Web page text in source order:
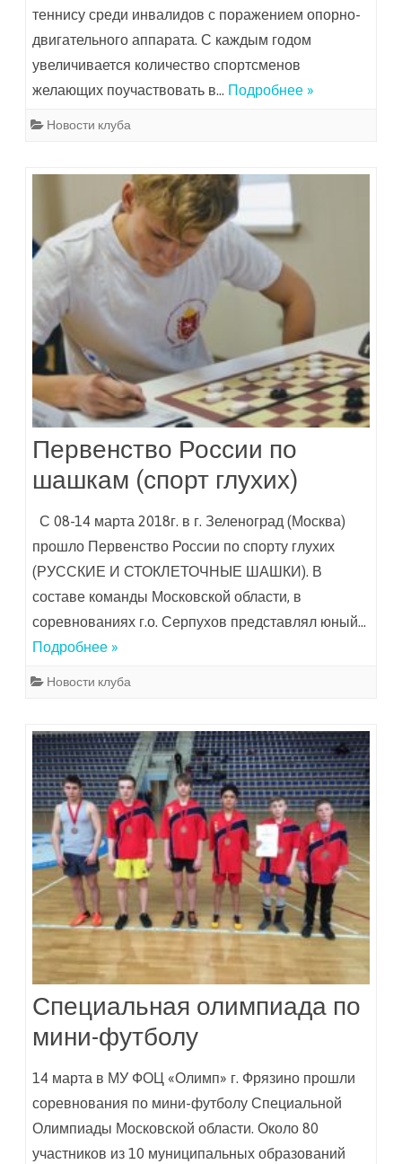
теннису среди инвалидов с поражением опорно-
двигательного аппарата. С каждым годом
увеличивается количество спортсменов
желающих поучаствовать в… Подробнее »
Новости клуба
Первенство России по
шашкам (спорт глухих)
С 08-14 марта 2018г. в г. Зеленоград (Москва)
прошло Первенство России по спорту глухих
(РУССКИЕ И СТОКЛЕТОЧНЫЕ ШАШКИ). В
составе команды Московской области, в
соревнованиях г.о. Серпухов представлял юный…
Подробнее »
Новости клуба
Специальная олимпиада по
мини-футболу
14 марта в МУ ФОЦ «Олимп» г. Фрязино прошли
соревнования по мини-футболу Специальной
Олимпиады Московской области. Около 80
участников из 10 муниципальных образований